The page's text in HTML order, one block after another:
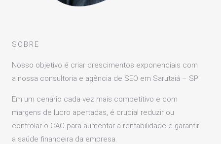
SOBRE
Nosso objetivo é criar crescimentos exponenciais com
a nossa consultoria e agência de SEO em Sarutaiá – SP
Em um cenário cada vez mais competitivo e com
margens de lucro apertadas, é crucial reduzir ou
controlar o CAC para aumentar a rentabilidade e garantir
a saúde financeira da empresa.